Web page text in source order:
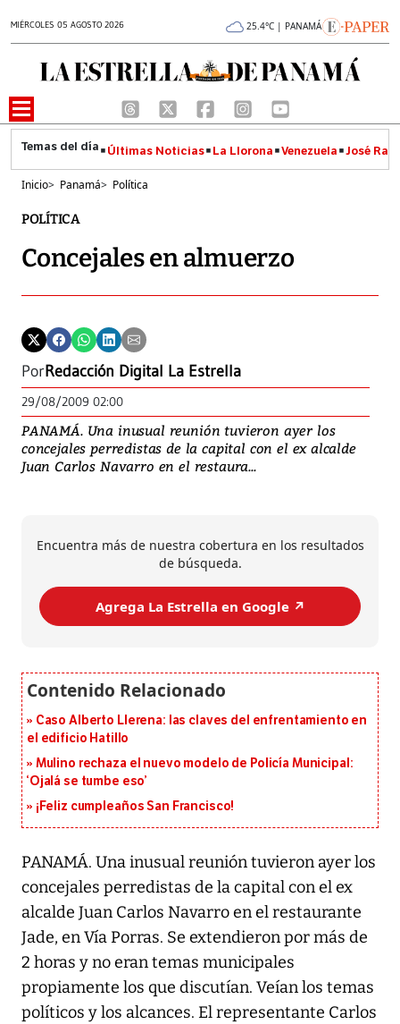
MIÉRCOLES 05 AGOSTO 2026 25.4°C | PANAMÁ
Últimas Noticias La Llorona Venezuela José
Inicio> Panamá> Política
POLÍTICA
Concejales en almuerzo
PorRedacción Digital La Estrella
29/08/2009 02:00
PANAMÁ. Una inusual reunión tuvieron ayer los
concejales perredistas de la capital con el ex alcalde
Juan Carlos Navarro en el restaura...
Encuentra más de nuestra cobertura en los resultados
de búsqueda.
Agrega La Estrella en Google ↗️
Caso Alberto Llerena: las claves del enfrentamiento en
el edificio Hatillo
Mulino rechaza el nuevo modelo de Policía Municipal:
‘Ojalá se tumbe eso’
¡Feliz cumpleaños San Francisco!
PANAMÁ. Una inusual reunión tuvieron ayer los
concejales perredistas de la capital con el ex
alcalde Juan Carlos Navarro en el restaurante
Jade, en Vía Porras. Se extendieron por más de
2 horas y no eran temas municipales
propiamente los que discutían. Veían los temas
políticos y los alcances. El representante Carlos